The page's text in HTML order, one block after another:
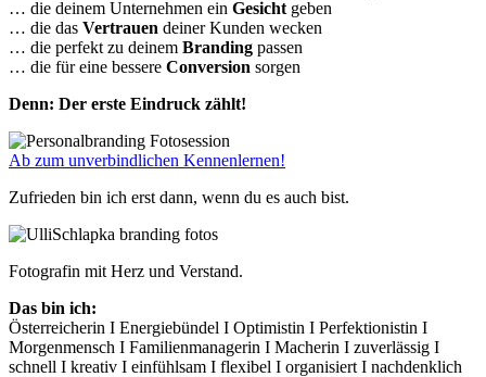
… die deinem Unternehmen ein Gesicht geben
… die das Vertrauen deiner Kunden wecken
… die perfekt zu deinem Branding passen
… die für eine bessere Conversion sorgen
Denn: Der erste Eindruck zählt!
Ab zum unverbindlichen Kennenlernen!
Zufrieden bin ich erst dann, wenn du es auch bist.
Fotografin mit Herz und Verstand.
Das bin ich:
Österreicherin I Energiebündel I Optimistin I Perfektionistin I
Morgenmensch I Familienmanagerin I Macherin I zuverlässig I
schnell I kreativ I einfühlsam I flexibel I organisiert I nachdenklich